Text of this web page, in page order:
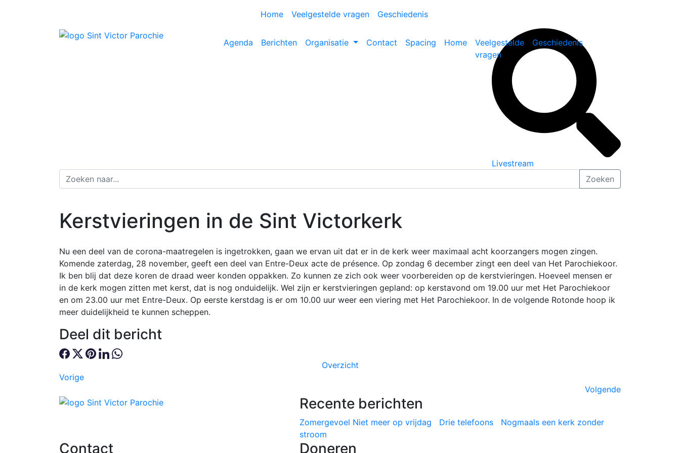
Home Veelgestelde vragen Geschiedenis
Livestream
Agenda Berichten Organisatie Contact Spacing Home
Veelgestelde
vragen
Geschiedenis
Kerstvieringen in de Sint Victorkerk
Nu een deel van de corona-maatregelen is ingetrokken, gaan we ervan uit dat er in de kerk weer maximaal acht koorzangers mogen zingen.
Komende zaterdag, 28 november, geeft een deel van Entre-Deux acte de présence. Op zondag 6 december zingt een deel van Het Parochiekoor.
Ik ben blij dat deze koren de draad weer konden oppakken. Zo kunnen ze zich ook weer voorbereiden op de kerstvieringen. Hoeveel mensen er
in de kerk mogen zitten met kerst, dat is nog onduidelijk. Wel zijn er kerstvieringen gepland: op kerstavond om 19.00 uur met Het Parochiekoor
en om 23.00 uur met Entre-Deux. Op eerste kerstdag is er om 10.00 uur weer een viering met Het Parochiekoor. In de volgende Rotonde hoop ik
meer duidelijkheid te kunnen scheppen.
Deel dit bericht
Overzicht
Vorige
Volgende
Recente berichten
Zomergevoel Niet meer op vrijdag Drie telefoons
Nogmaals een kerk zonder
stroom
Contact Doneren